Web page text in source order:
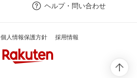
ヘルプ・問い合わせ
個人情報保護方針 採用情報